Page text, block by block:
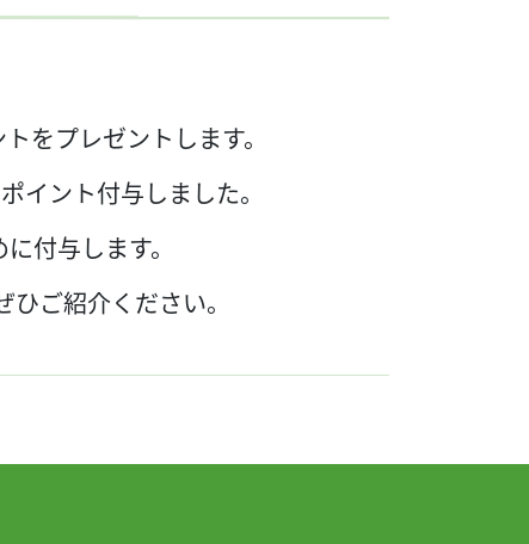
をプレゼントします。
イント付与しました。
付与します。
ご紹介ください。